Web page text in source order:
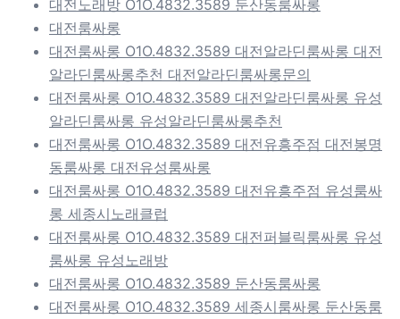
대전노래방 O1O.4832.3589 둔산동룸싸롱
대전룸싸롱
대전룸싸롱 O1O.4832.3589 대전알라딘룸싸롱 대전
알라딘룸싸롱추천 대전알라딘룸싸롱문의
대전룸싸롱 O1O.4832.3589 대전알라딘룸싸롱 유성
알라딘룸싸롱 유성알라딘룸싸롱추천
대전룸싸롱 O1O.4832.3589 대전유흥주점 대전봉명
동룸싸롱 대전유성룸싸롱
대전룸싸롱 O1O.4832.3589 대전유흥주점 유성룸싸
롱 세종시노래클럽
대전룸싸롱 O1O.4832.3589 대전퍼블릭룸싸롱 유성
룸싸롱 유성노래방
대전룸싸롱 O1O.4832.3589 둔산동룸싸롱
대전룸싸롱 O1O.4832.3589 세종시룸싸롱 둔산동룸